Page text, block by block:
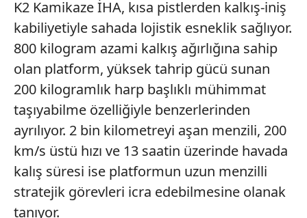
K2 Kamikaze İHA, kısa pistlerden kalkış-iniş
kabiliyetiyle sahada lojistik esneklik sağlıyor.
800 kilogram azami kalkış ağırlığına sahip
olan platform, yüksek tahrip gücü sunan
200 kilogramlık harp başlıklı mühimmat
taşıyabilme özelliğiyle benzerlerinden
ayrılıyor. 2 bin kilometreyi aşan menzili, 200
km/s üstü hızı ve 13 saatin üzerinde havada
kalış süresi ise platformun uzun menzilli
stratejik görevleri icra edebilmesine olanak
tanıyor.